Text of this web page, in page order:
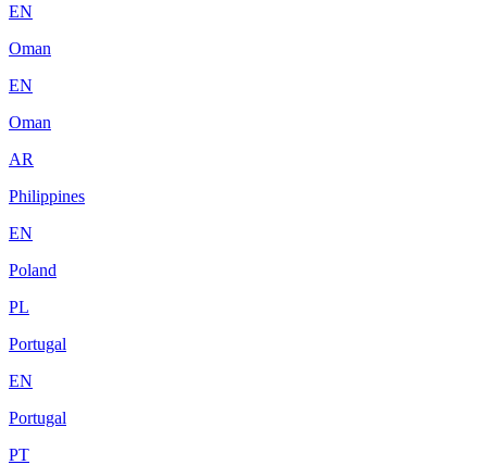
EN
Oman
EN
Oman
AR
Philippines
EN
Poland
PL
Portugal
EN
Portugal
PT